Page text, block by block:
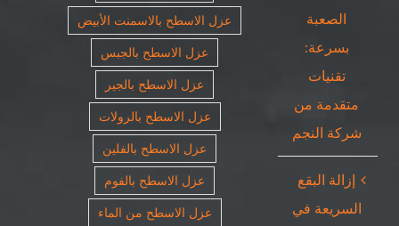
الصعبة
بسرعة:
تقنيات
متقدمة من
شركة النجم
إزالة البقع
السريعة في
عزل الاسطح بالاسمنت الأبيض
عزل الاسطح بالجبس
عزل الاسطح بالجير
عزل الاسطح بالرولات
عزل الاسطح بالفلين
عزل الاسطح بالفوم
عزل الاسطح من الماء